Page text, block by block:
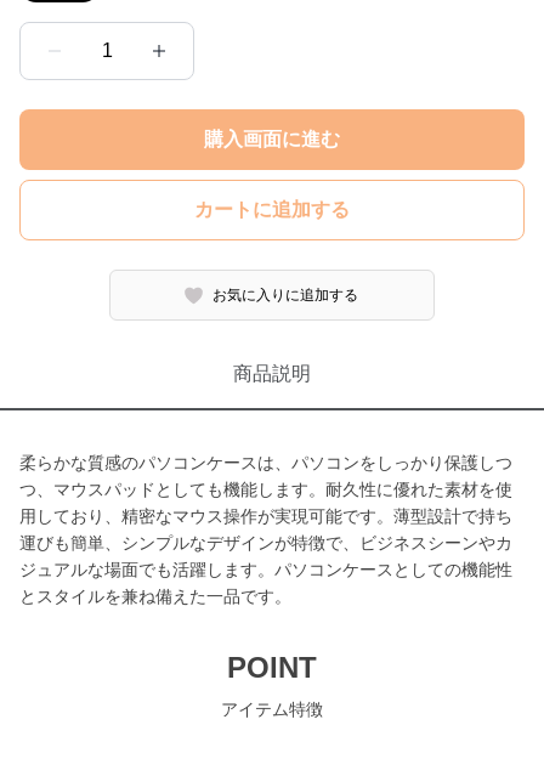
1
購入画面に進む
カートに追加する
お気に入りに追加する
商品説明
柔らかな質感のパソコンケースは、パソコンをしっかり保護しつ
つ、マウスパッドとしても機能します。耐久性に優れた素材を使
用しており、精密なマウス操作が実現可能です。薄型設計で持ち
運びも簡単、シンプルなデザインが特徴で、ビジネスシーンやカ
ジュアルな場面でも活躍します。パソコンケースとしての機能性
とスタイルを兼ね備えた一品です。
POINT
アイテム特徴